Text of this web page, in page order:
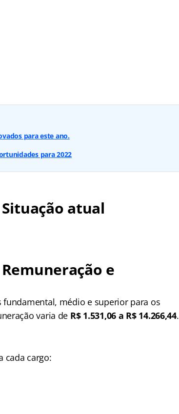
para este ano.
para 2022
atual
e
médio e superior para os
varia de R$ 1.531,06 a R$ 14.266,44.
cada cargo: